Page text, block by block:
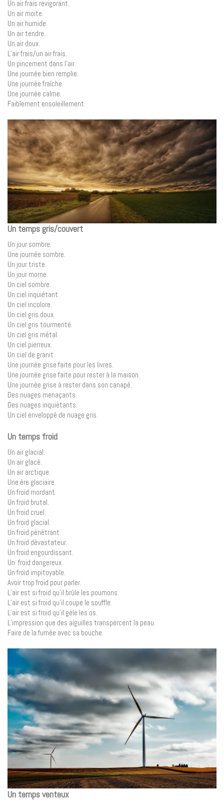
Un air frais revigorant.
Un air moite.
Un air humide.
Un air tendre.
Un air doux.
L’air frais/un air frais.
Un pincement dans l’air.
Une journée bien remplie.
Une journée fraîche.
Une journée calme.
Faiblement ensoleillement.
Un temps gris/couvert
Un jour sombre.
Une journée sombre.
Un jour triste.
Un jour morne.
Un ciel sombre.
Un ciel inquiétant.
Un ciel incolore.
Un ciel gris doux.
Un ciel gris tourmenté.
Un ciel gris métal.
Un ciel pierreux.
Un ciel de granit.
Une journée grise faite pour les livres.
Une journée grise faite pour rester à la maison.
Une journée grise à rester dans son canapé.
Des nuages ​​menaçants.
Des nuages ​​inquiétants.
Un ciel enveloppé de nuage gris.
Un temps froid
Un air glacial.
Un air glacé.
Un air arctique.
Une ère glaciaire.
Un froid mordant.
Un froid brutal.
Un froid cruel.
Un froid glacial.
Un froid pénétrant.
Un froid dévastateur.
Un froid engourdissant.
Un froid dangereux.
Un froid impitoyable.
Avoir trop froid pour parler.
L’air est si froid qu’il brûle les poumons.
L’air est si froid qu’il coupe le souffle.
L’air est si froid qu’il gèle les os.
L’impression que des aiguilles transpercent la peau.
Faire de la fumée avec sa bouche.
Un temps venteux